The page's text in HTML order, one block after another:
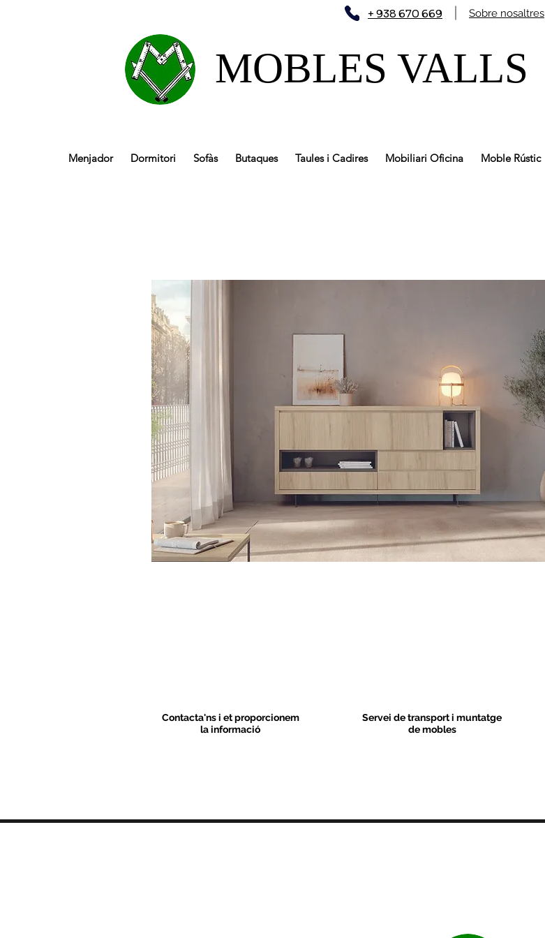
Sobre nosaltres
+ 938 670 669
MOBLES VALLS
Menjador Dormitori Sofàs Butaques Taules i Cadires Mobiliari Oficina Moble Rústic
Contacta'ns i et proporcionem
la informació
Servei de transport i muntatge
de mobles